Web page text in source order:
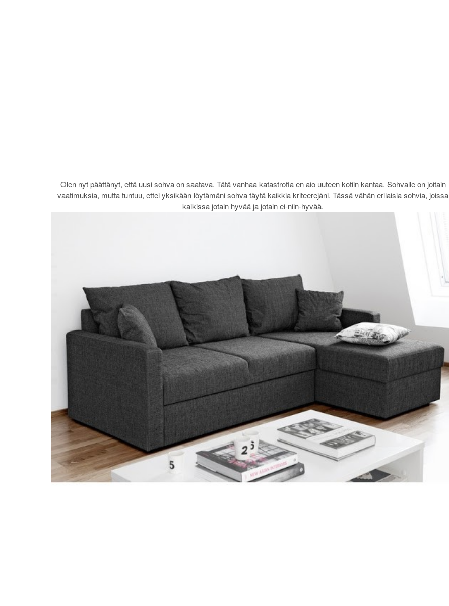
Olen nyt päättänyt, että uusi sohva on saatava. Tätä vanhaa katastrofia en aio uuteen kotiin kantaa. Sohvalle on joitain
vaatimuksia, mutta tuntuu, ettei yksikään löytämäni sohva täytä kaikkia kriteerejäni. Tässä vähän erilaisia sohvia, joissa
kaikissa jotain hyvää ja jotain ei-niin-hyvää.